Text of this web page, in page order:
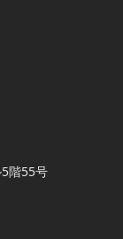
階55号